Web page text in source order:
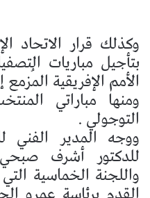
وكذلك قرار الاتحاد
بتأجيل مباريات
ومنها مباراتي
التوجولي .
ووجه المدير الفني
للدكتور أشرف
واللجنة الخماسية